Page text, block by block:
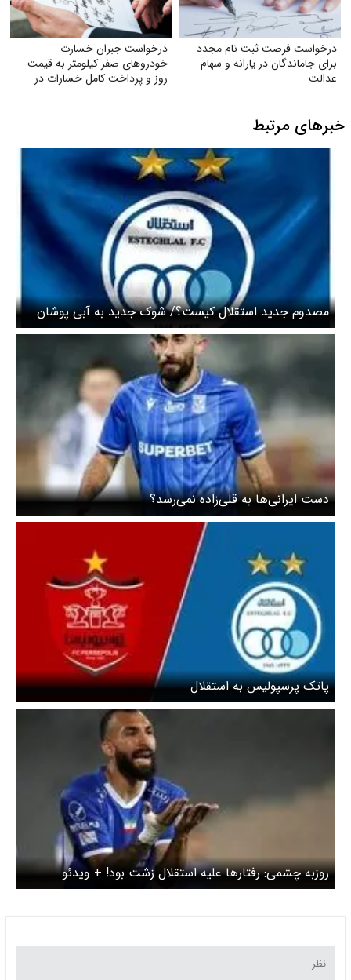
درخواست فرصت ثبت‌ نام مجدد
برای جاماندگان در یارانه و سهام
عدالت
درخواست جبران خسارت
خودروهای صفر کیلومتر به قیمت
روز و پرداخت کامل خسارات در
خبرهای مرتبط
مصدوم جدید استقلال کیست؟/ شوک جدید به آبی پوشان
دست ایرانی‌ها به قلی‌زاده نمی‌رسد؟
پاتک پرسپولیس به استقلال
روزبه چشمی: رفتارها علیه استقلال زشت بود! + ویدئو